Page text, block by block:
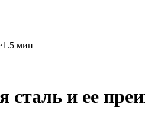
мин
и ее